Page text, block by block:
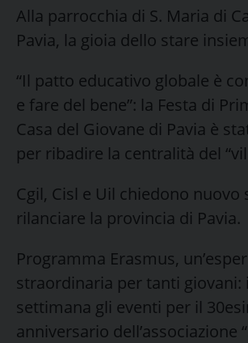
Alla parrocchia di S. Maria di
Pavia, la gioia dello stare
“Il patto educativo globale è
e fare del bene”: la Festa di
Casa del Giovane di Pavia è
per ribadire la centralità del
Cgil, Cisl e Uil chiedono nuovo
rilanciare la provincia di Pavia.
Programma Erasmus,
straordinaria per tanti giovani:
settimana gli eventi per il
anniversario dell’associazione